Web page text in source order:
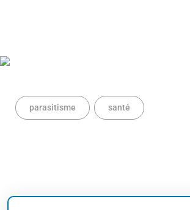
parasitisme santé